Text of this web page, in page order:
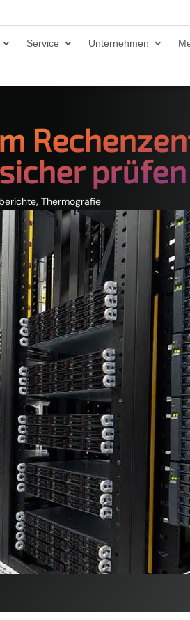
Service Unternehmen
prüfen
, Thermografie